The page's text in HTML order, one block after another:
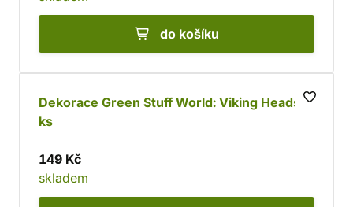
do košíku
Dekorace Green Stuff World: Viking Heads, 5
ks
149 Kč
skladem